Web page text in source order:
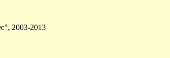
2003-2013